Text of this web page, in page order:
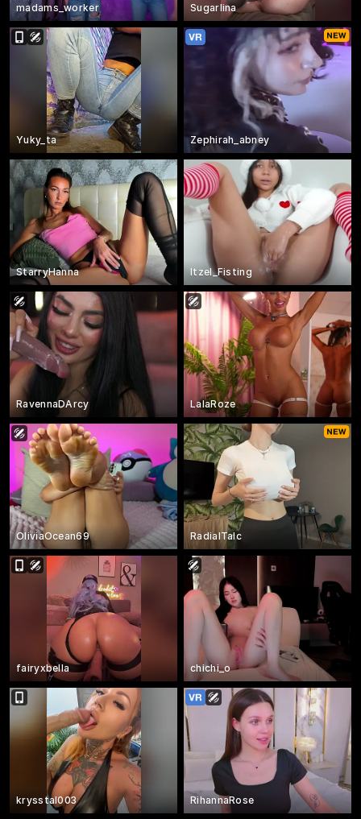
madams_worker Sugarlina
Yuky_ta Zephirah_abney
StarryHanna Itzel_Fisting
RavennaDArcy LalaRoze
OliviaOcean69 RadialTalc
fairyxbella chichi_o
krysstal003 RihannaRose